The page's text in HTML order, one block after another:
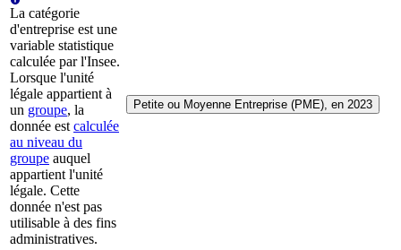
La catégorie
d'entreprise est une
variable statistique
calculée par l'Insee.
Lorsque l'unité
légale appartient à
un groupe, la
donnée est calculée
au niveau du
groupe auquel
appartient l'unité
légale. Cette
donnée n'est pas
utilisable à des fins
administratives.
Petite ou Moyenne Entreprise (PME), en 2023